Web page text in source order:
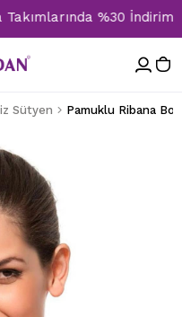
%30
Sütyen